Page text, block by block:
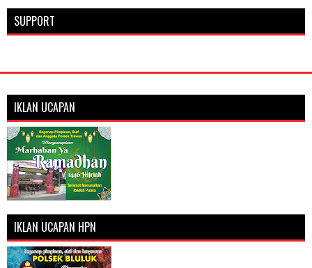
SUPPORT
IKLAN UCAPAN
IKLAN UCAPAN HPN